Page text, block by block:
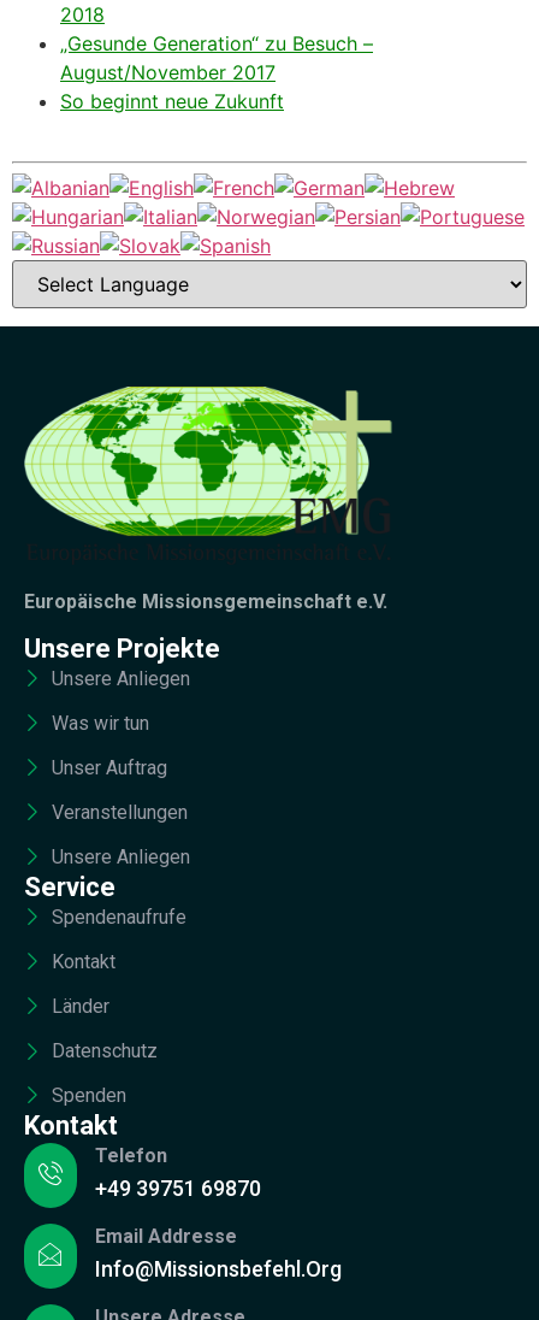
2018
„Gesunde Generation“ zu Besuch –
August/November 2017
So beginnt neue Zukunft
Europäische Missionsgemeinschaft e.V.
Unsere Projekte
Unsere Anliegen
Was wir tun
Unser Auftrag
Veranstellungen
Unsere Anliegen
Service
Spendenaufrufe
Kontakt
Länder
Datenschutz
Spenden
Kontakt
Telefon
+49 39751 69870
Email Addresse
Info@missionsbefehl.org